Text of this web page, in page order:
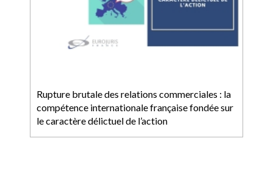
Rupture brutale des relations commerciales : la
compétence internationale française fondée sur
le caractère délictuel de l’action